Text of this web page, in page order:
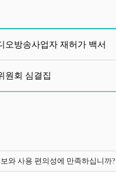
오방송사업자 재허가 백서
원회 심결집
와 사용 편의성에 만족하십니까?